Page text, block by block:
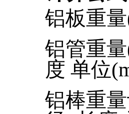
铝板重
铝管重
度 单位
铝棒重